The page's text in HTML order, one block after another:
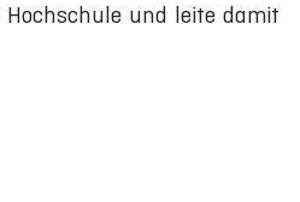
und leite damit